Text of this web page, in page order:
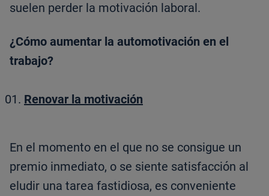
suelen perder la motivación laboral.
¿Cómo aumentar la automotivación en el
trabajo?
Renovar la motivación
En el momento en el que no se consigue un
premio inmediato, o se siente satisfacción al
eludir una tarea fastidiosa, es conveniente